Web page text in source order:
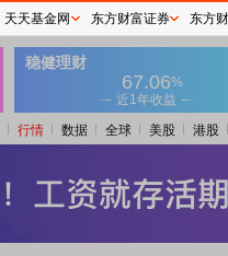
行情 数据 全球 美股 港股
天天基金网 东方财富证券 东方